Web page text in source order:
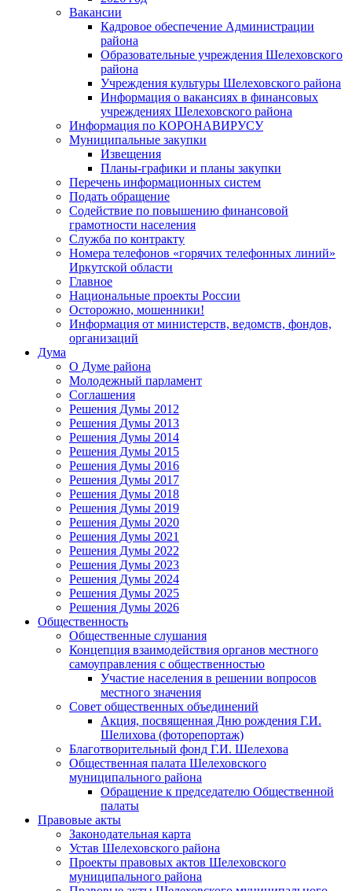
Вакансии
Кадровое обеспечение Администрации
района
Образовательные учреждения Шелеховского
района
Учреждения культуры Шелеховского района
Информация о вакансиях в финансовых
учреждениях Шелеховского района
Информация по КОРОНАВИРУСУ
Муниципальные закупки
Извещения
Планы-графики и планы закупки
Перечень информационных систем
Подать обращение
Содействие по повышению финансовой
грамотности населения
Служба по контракту
Номера телефонов «горячих телефонных линий»
Иркутской области
Главное
Национальные проекты России
Осторожно, мошенники!
Информация от министерств, ведомств, фондов,
организаций
Дума
О Думе района
Молодежный парламент
Соглашения
Решения Думы 2012
Решения Думы 2013
Решения Думы 2014
Решения Думы 2015
Решения Думы 2016
Решения Думы 2017
Решения Думы 2018
Решения Думы 2019
Решения Думы 2020
Решения Думы 2021
Решения Думы 2022
Решения Думы 2023
Решения Думы 2024
Решения Думы 2025
Решения Думы 2026
Общественность
Общественные слушания
Концепция взаимодействия органов местного
самоуправления с общественностью
Участие населения в решении вопросов
местного значения
Совет общественных объединений
Акция, посвященная Дню рождения Г.И.
Шелихова (фоторепортаж)
Благотворительный фонд Г.И. Шелехова
Общественная палата Шелеховского
муниципального района
Обращение к председателю Общественной
палаты
Правовые акты
Законодательная карта
Устав Шелеховского района
Проекты правовых актов Шелеховского
муниципального района